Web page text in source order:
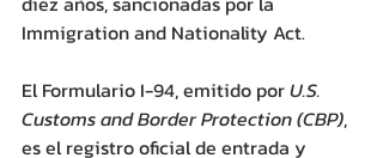
Immigration and Nationality Act.
El Formulario I-94, emitido por U.S.
Customs and Border Protection (CBP),
es el registro oficial de entrada y